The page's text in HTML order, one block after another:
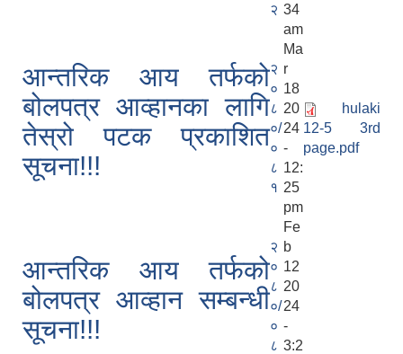
२ 34
am
आन्तरिक आय तर्फको
बोलपत्र आव्हानका लागि
तेस्रो पटक प्रकाशित
सूचना!!!
२
०
८
०/
०
८
१
Ma
r
18
20
24
-
12:
25
pm
hulaki
12-5 3rd
page.pdf
आन्तरिक आय तर्फको
बोलपत्र आव्हान सम्बन्धी
सूचना!!!
२
०
८
०/
०
८
Fe
b
12
20
24
-
3:2